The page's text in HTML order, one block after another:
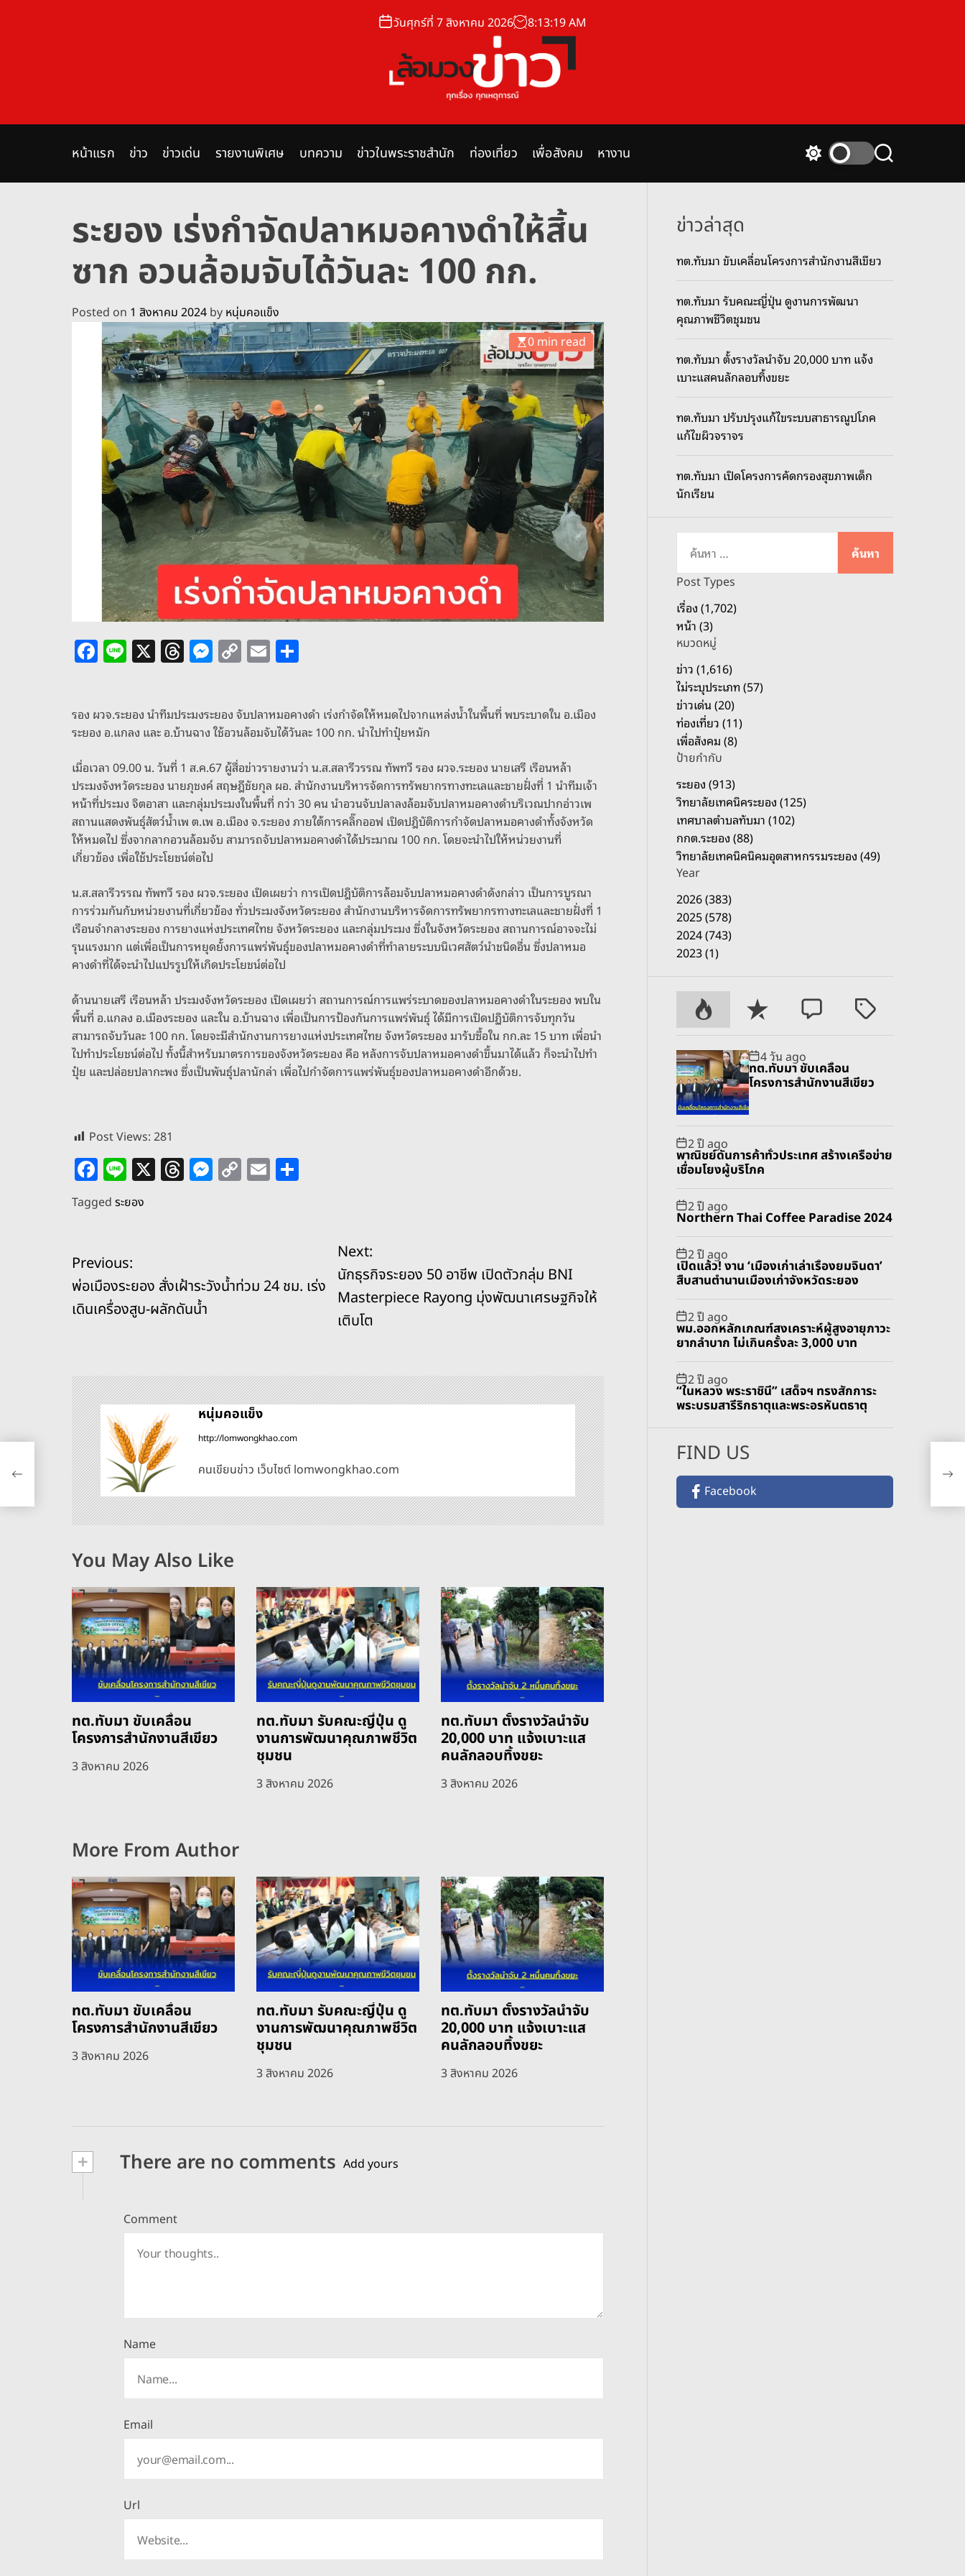
e
วันศุกร์ที่ 7 สิงหาคม 2026 8:13:20AM
อ
ม
ง
า
ว
หน้าแรก ข่าว ข่าวเด่น รายงานพิเศษ บทความ ข่าวในพระราชสำนัก ท่องเที่ยว เพื่อสังคม หางาน
i
o
r
e
S
a
ระยอง เร่งกำจัดปลาหมอคางดำให้สิ้น
ซาก อวนล้อมจับได้วันละ 100 กก.
Posted on 1 สิงหาคม 2024 by หนุ่มคอแข็ง
0 min read
F
a
e
b
o
o
k
Li
n
X T
h
a
d
s
M
e
e
n
g
er
C
o
y
Li
n
k
E
m
l e
รอง ผวจ.ระยอง นำทีมประมงระยอง จับปลาหมอคางดำ เร่งกำจัดให้หมดไปจากแหล่งน้ำในพื้นที่ พบระบาดใน อ.เมือง
ระยอง อ.แกลง และ อ.บ้านฉาง ใช้อวนล้อมจับได้วันละ 100 กก. นำไปทำปุ๋ยหมัก
เมื่อเวลา 09.00 น. วันที่ 1 ส.ค.67 ผู้สื่อข่าวรายงานว่า น.ส.สลารีวรรณ ทัพทวี รอง ผวจ.ระยอง นายเสรี เรือนหล้า
ประมงจังหวัดระยอง นายภุชงค์ สฤษฎีชัยกุล ผอ. สำนักงานบริหารจัดการทรัพยากรทางทะเลและชายฝั่งที่ 1 นำทีมเจ้า
หน้าที่ประมง จิตอาสา และกลุ่มประมงในพื้นที่ กว่า 30 คน นำอวนจับปลาลงล้อมจับปลาหมอคางดำบริเวณปากอ่าวเพ
สถานแสดงพันธุ์สัตว์น้ำเพ ต.เพ อ.เมือง จ.ระยอง ภายใต้การคลิ๊กออฟ เปิดปฎิบัติการกำจัดปลาหมอคางดำทั้งจังหวัด
ให้หมดไป ซึ่งจากลากอวนล้อมจับ สามารถจับปลาหมอคางดำได้ประมาณ 100 กก. โดยจะนำไปให้หน่วยงานที่
เกี่ยวข้อง เพื่อใช้ประโยชน์ต่อไป
น.ส.สลารีวรรณ ทัพทวี รอง ผวจ.ระยอง เปิดเผยว่า การเปิดปฎิบัติการล้อมจับปลาหมอคางดำดังกล่าว เป็นการบูรณา
การร่วมกันกับหน่วยงานที่เกี่ยวข้อง ทั่วประมงจังหวัดระยอง สำนักงานบริหารจัดการทรัพยากรทางทะเลและชายฝั่งที่ 1
เรือนจำกลางระยอง การยางแห่งประเทศไทย จังหวัดระยอง และกลุ่มประมง ซึ่งในจังหวัดระยอง สถานการณ์อาจจะไม่
รุนแรงมาก แต่เพื่อเป็นการหยุดยั้งการแพร่พันธุ์ของปลาหมอคางดำที่ทำลายระบบนิเวศสัตว์นำชนิดอื่น ซึ่งปลาหมอ
คางดำที่ได้จะนำไปแปรรูปให้เกิดประโยชน์ต่อไป
ด้านนายเสรี เรือนหล้า ประมงจังหวัดระยอง เปิดเผยว่า สถานการณ์การแพร่ระบาดของปลาหมอคางดำในระยอง พบใน
พื้นที่ อ.แกลง อ.เมืองระยอง และใน อ.บ้านฉาง เพื่อเป็นการป้องกันการแพร่พันธุ์ ได้มีการเปิดปฏิบัติการจับทุกวัน
สามารถจับวันละ 100 กก. โดยจะมีสำนักงานการยางแห่งประเทศไทย จังหวัดระยอง มารับซื้อใน กก.ละ 15 บาท เพื่อนำ
ไปทำประโยชน์ต่อไป ทั้งนี้สำหรับมาตรการของจังหวัดระยอง คือ หลังการจับปลาหมอคางดำขึ้นมาได้แล้ว ก็จะนำไปทำ
ปุ๋ย และปล่อยปลากะพง ซึ่งเป็นพันธุ์ปลานักล่า เพื่อไปกำจัดการแพร่พันธุ์ของปลาหมอคางดำอีกด้วย.
Post Views:281
F
a
c
b
o
o
Li
n
e
X T
h
s
M
e
g
C
o
n
E
m
Tagged ระยอง
แ
น
ะ
น
ว
เ
รื่
อ
ง
Previous:
พ่อเมืองระยอง สั่งเฝ้าระวังน้ำท่วม 24 ชม. เร่ง
เดินเครื่องสูบ-ผลักดันน้ำ
Next:
นักธุรกิจระยอง 50 อาชีพ เปิดตัวกลุ่ม BNI
Masterpiece Rayong มุ่งพัฒนาเศรษฐกิจให้
เติบโต
หนุ่มคอแข็ง
http://lomwongkhao.com
คนเขียนข่าว เว็บไซต์ lomwongkhao.com
You May Also Like
ทต.ทับมา ขับเคลื่อน
โครงการสำนักงานสีเขียว
3 สิงหาคม 2026
ทต.ทับมา รับคณะญี่ปุ่น ดู
งานการพัฒนาคุณภาพชีวิต
ชุมชน
3 สิงหาคม 2026
ทต.ทับมา ตั้งรางวัลนำจับ
20,000 บาท แจ้งเบาะแส
คนลักลอบทิ้งขยะ
3 สิงหาคม 2026
More From Author
ทต.ทับมา ขับเคลื่อน
โครงการสำนักงานสีเขียว
3 สิงหาคม 2026
ทต.ทับมา รับคณะญี่ปุ่น ดู
งานการพัฒนาคุณภาพชีวิต
ชุมชน
3 สิงหาคม 2026
ทต.ทับมา ตั้งรางวัลนำจับ
20,000 บาท แจ้งเบาะแส
คนลักลอบทิ้งขยะ
3 สิงหาคม 2026
+ There are no comments Add yours
Comment
Name
Email
Url
ข่าวล่าสุด
ทต.ทับมา ขับเคลื่อนโครงการสำนักงานสีเขียว
ทต.ทับมา รับคณะญี่ปุ่น ดูงานการพัฒนา
คุณภาพชีวิตชุมชน
ทต.ทับมา ตั้งรางวัลนำจับ 20,000 บาท แจ้ง
เบาะแสคนลักลอบทิ้งขยะ
ทต.ทับมา ปรับปรุงแก้ไขระบบสาธารณูปโภค
แก้ไขผิวจราจร
ทต.ทับมา เปิดโครงการคัดกรองสุขภาพเด็ก
นักเรียน
ห
สำ
ห
รั
บ
:
Post Types
เรื่อง (1,702)
หน้า (3)
หมวดหมู่
ข่าว (1,616)
ไม่ระบุประเภท (57)
ข่าวเด่น (20)
ท่องเที่ยว (11)
เพื่อสังคม (8)
ป้ายกำกับ
ระยอง (913)
วิทยาลัยเทคนิคระยอง (125)
เทศบาลตำบลทับมา (102)
กกต.ระยอง (88)
วิทยาลัยเทคนิคนิคมอุตสาหกรรมระยอง (49)
Year
2026 (383)
2025 (578)
2024 (743)
2023 (1)
P
o
p
u
l
a
r
R
e
c
e
n
t
C
o
m
m
e
T
g
e
4 วัน ago
ทต.ทับมา ขับเคลื่อน
โครงการสำนักงานสีเขียว
2 ปี ago
พาณิชย์ดันการค้าทั่วประเทศ สร้างเครือข่าย
เชื่อมโยงผู้บริโภค
2 ปี ago
Northern Thai Coffee Paradise 2024
2 ปี ago
เปิดแล้ว! งาน ‘เมืองเก่าเล่าเรื่องยมจินดา’
สืบสานตำนานเมืองเก่าจังหวัดระยอง
2 ปี ago
พม.ออกหลักเกณฑ์สงเคราะห์ผู้สูงอายุภาวะ
ยากลำบาก ไม่เกินครั้งละ 3,000 บาท
2 ปี ago
“ในหลวง พระราชินี” เสด็จฯ ทรงสักการะ
พระบรมสารีริกธาตุและพระอรหันตธาตุ
FIND US
Facebook
น
กลุ่
เติ